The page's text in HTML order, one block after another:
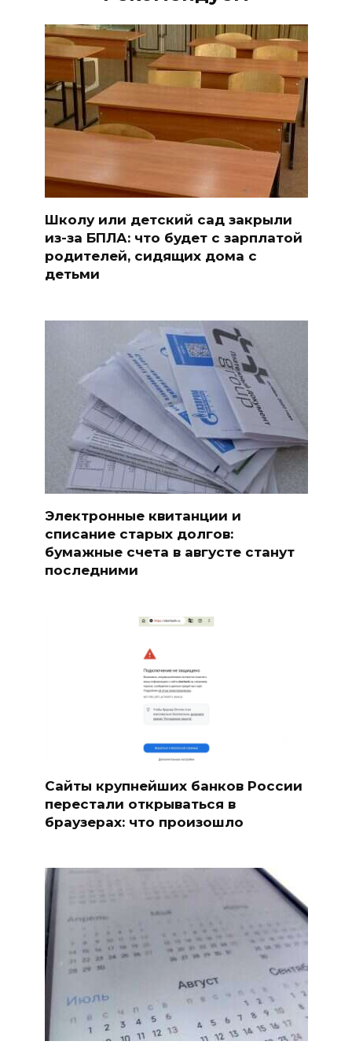
Школу или детский сад закрыли
из-за БПЛА: что будет с зарплатой
родителей, сидящих дома с
детьми
Электронные квитанции и
списание старых долгов:
бумажные счета в августе станут
последними
Сайты крупнейших банков России
перестали открываться в
браузерах: что произошло